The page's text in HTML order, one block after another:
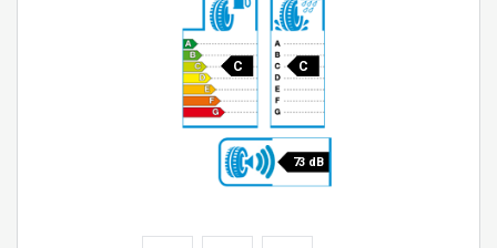
C C
73 dB